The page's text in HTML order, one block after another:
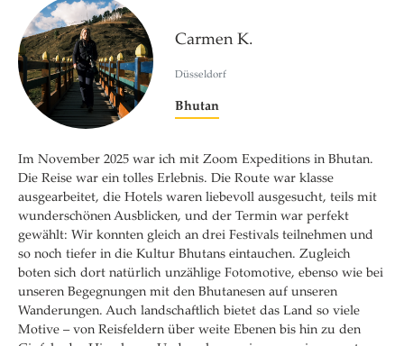
Carmen K.
Düsseldorf
Bhutan
Im November 2025 war ich mit Zoom Expeditions in Bhutan.
Die Reise war ein tolles Erlebnis. Die Route war klasse
ausgearbeitet, die Hotels waren liebevoll ausgesucht, teils mit
wunderschönen Ausblicken, und der Termin war perfekt
gewählt: Wir konnten gleich an drei Festivals teilnehmen und
so noch tiefer in die Kultur Bhutans eintauchen. Zugleich
boten sich dort natürlich unzählige Fotomotive, ebenso wie bei
unseren Begegnungen mit den Bhutanesen auf unseren
Wanderungen. Auch landschaftlich bietet das Land so viele
Motive – von Reisfeldern über weite Ebenen bis hin zu den